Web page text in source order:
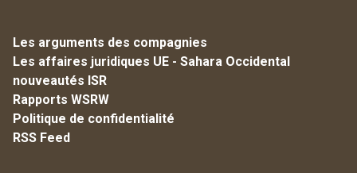
Les arguments des compagnies
Les affaires juridiques UE - Sahara Occidental
nouveautés ISR
Rapports WSRW
Politique de confidentialité
RSS Feed